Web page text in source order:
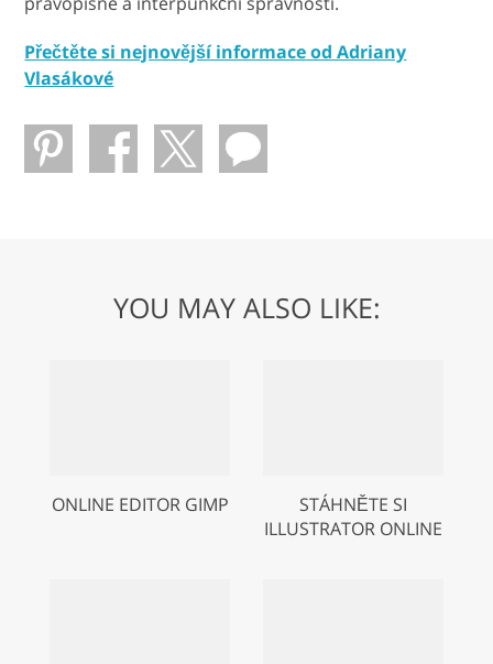
Přečtěte si nejnovější informace od Adriany
Vlasákové
YOU MAY ALSO LIKE:
ONLINE EDITOR GIMP
STÁHNĚTE SI
ILLUSTRATOR ONLINE